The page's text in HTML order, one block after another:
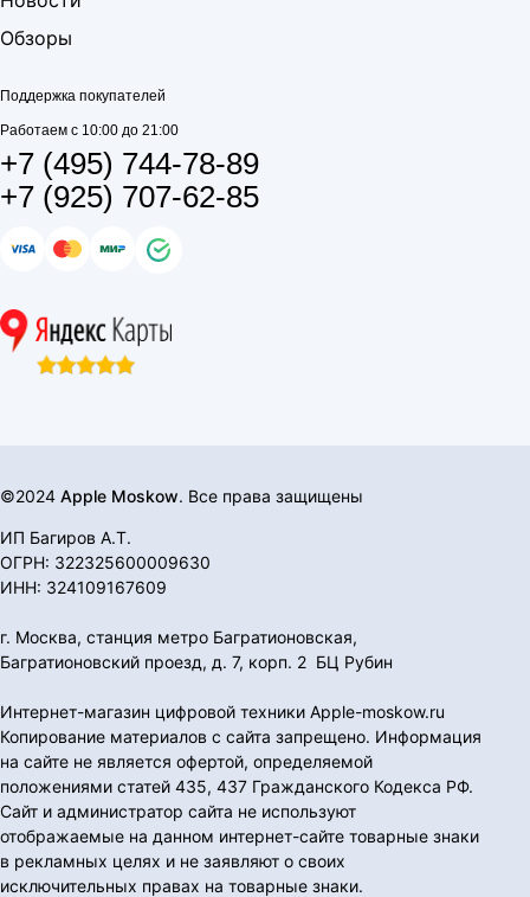
Обзоры
Поддержка покупателей
Работаем с 10:00 до 21:00
+7 (495) 744-78-89
+7 (925) 707-62-85
©2024 Apple Moskow. Все права защищены
ИП Багиров А.Т.
ОГРН: 322325600009630
ИНН: 324109167609
г. Москва, станция метро Багратионовская,
Багратионовский проезд, д. 7, корп. 2 БЦ Рубин
Интернет-магазин цифровой техники Apple-moskow.ru
Копирование материалов с сайта запрещено. Информация
на сайте не является офертой, определяемой
положениями статей 435, 437 Гражданского Кодекса РФ.
Сайт и администратор сайта не используют
отображаемые на данном интернет-сайте товарные знаки
в рекламных целях и не заявляют о своих
исключительных правах на товарные знаки.